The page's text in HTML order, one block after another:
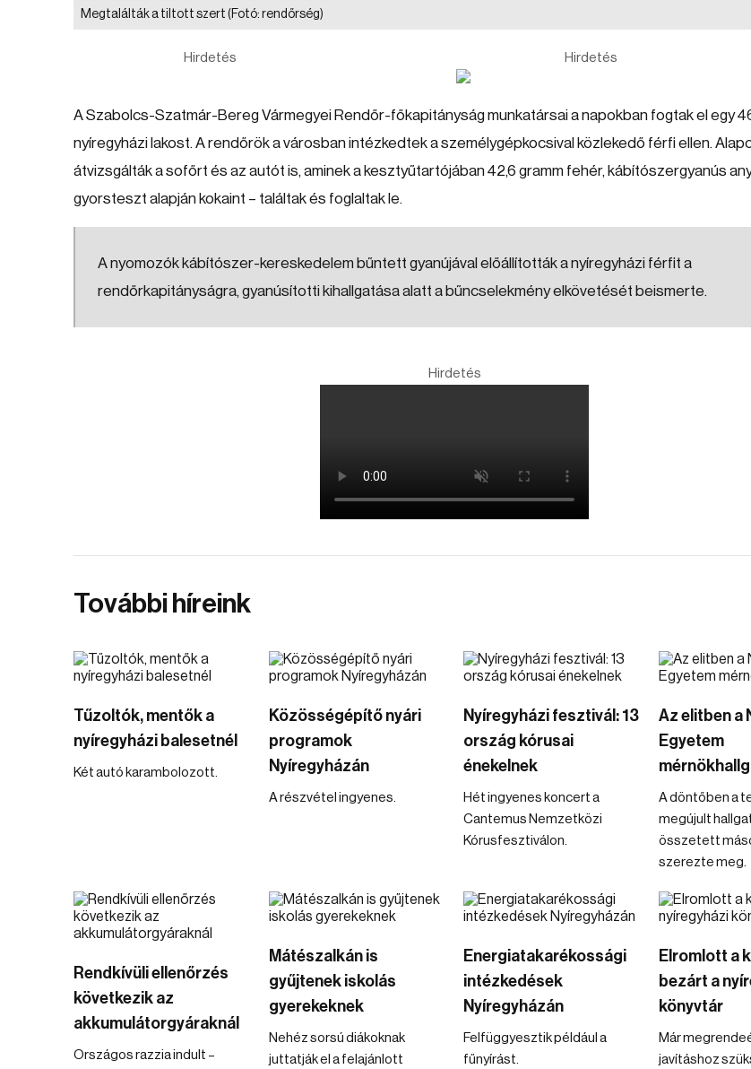
Megtalálták a tiltott szert (Fotó: rendőrség)
Hirdetés Hirdetés
A Szabolcs-Szatmár-Bereg Vármegyei Rendőr-főkapitányság munkatársai a napokban fogtak el egy
nyíregyházi lakost. A rendőrök a városban intézkedtek a személygépkocsival közlekedő férfi ellen.
átvizsgálták a sofőrt és az autót is, aminek a kesztyűtartójában 42,6 gramm fehér, kábítószergyanús
gyorsteszt alapján kokaint – találtak és foglaltak le.
A nyomozók kábítószer-kereskedelem bűntett gyanújával előállították a nyíregyházi férfit a
rendőrkapitányságra, gyanúsítotti kihallgatása alatt a bűncselekmény elkövetését beismerte.
Hirdetés
További híreink
Tűzoltók, mentők a
nyíregyházi balesetnél
Két autó karambolozott.
Közösségépítő nyári
programok
Nyíregyházán
A részvétel ingyenes.
Nyíregyházi fesztivál: 13
ország kórusai
énekelnek
Hét ingyenes koncert a
Cantemus Nemzetközi
Kórusfesztiválon.
Az elitben a
Egyetem
A döntőben a
megújult
összetett
szerezte meg.
Rendkívüli ellenőrzés
következik az
akkumulátorgyáraknál
Országos razzia indult –
Mátészalkán is
gyűjtenek iskolás
gyerekeknek
Nehéz sorsú diákoknak
juttatják el a felajánlott
Energiatakarékossági
intézkedések
Nyíregyházán
Felfüggyesztik például a
fűnyírást.
Elromlott a
bezárt a
könyvtár
Már
javításhoz